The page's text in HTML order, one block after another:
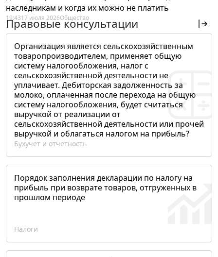
наследникам и когда их можно не платить
19:4317 июля 2026Общество
Правовые консультации
Организация является сельскохозяйственным
товаропроизводителем, применяет общую
систему налогообложения, налог с
сельскохозяйственной деятельности не
уплачивает. Дебиторская задолженность за
молоко, оплаченная после перехода на общую
систему налогообложения, будет считаться
выручкой от реализации от
сельскохозяйственной деятельности или прочей
выручкой и облагаться налогом на прибыль?
Бухучет и отчетность
Порядок заполнения декларации по налогу на
прибыль при возврате товаров, отгруженных в
прошлом периоде
Налоги